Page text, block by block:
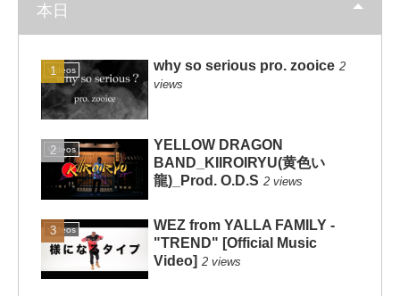
本日
Videos why so serious pro. zooice 2
views
Videos
YELLOW DRAGON
BAND_KIIROIRYU(黄色い
龍)_Prod. O.D.S 2 views
Videos
WEZ from YALLA FAMILY -
"TREND" [Official Music
Video] 2 views